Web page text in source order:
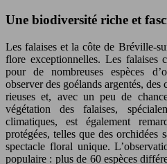
Une biodiversité riche et
Les falaises et la côte de Bréville-
flore exceptionnelles. Les falaises
pour de nombreuses espèces
observer des goélands argentés, des
rieuses et, avec un peu de
végétation des falaises,
climatiques, est également
protégées, telles que des orchidées
spectacle floral unique.
populaire : plus de 60 espèces